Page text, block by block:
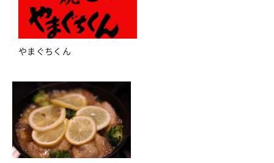
やまぐちくん